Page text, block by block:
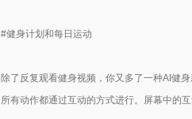
#健身计划和每日运动
除了反复观看健身视频，你又多了一种AI健身
所有动作都通过互动的方式进行。屏幕中的